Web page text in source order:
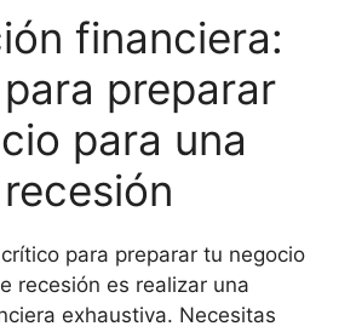
financiera:
preparar
para una
para preparar tu negocio
recesión es realizar una
exhaustiva. Necesitas